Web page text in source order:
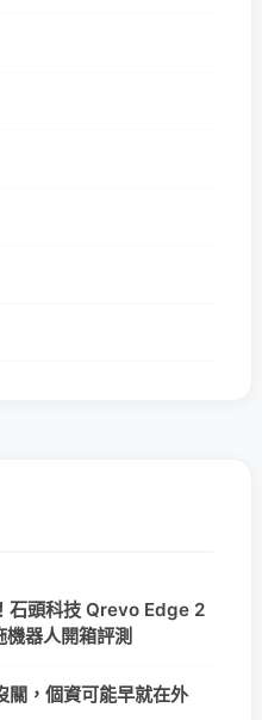
石頭科技 Qrevo Edge 2
器人開箱評測
關，個資可能早就在外